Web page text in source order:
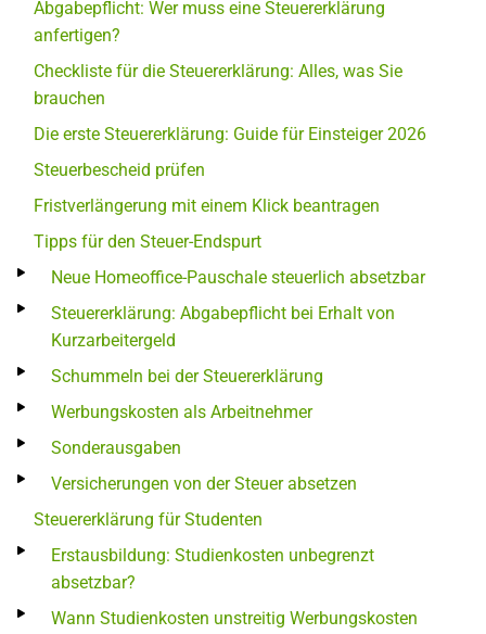
Abgabepflicht: Wer muss eine Steuererklärung
anfertigen?
Checkliste für die Steuererklärung: Alles, was Sie
brauchen
Die erste Steuererklärung: Guide für Einsteiger 2026
Steuerbescheid prüfen
Fristverlängerung mit einem Klick beantragen
Tipps für den Steuer-Endspurt
Neue Homeoffice-Pauschale steuerlich absetzbar
Steuererklärung: Abgabepflicht bei Erhalt von
Kurzarbeitergeld
Schummeln bei der Steuererklärung
Werbungskosten als Arbeitnehmer
Sonderausgaben
Versicherungen von der Steuer absetzen
Steuererklärung für Studenten
Erstausbildung: Studienkosten unbegrenzt
absetzbar?
Wann Studienkosten unstreitig Werbungskosten